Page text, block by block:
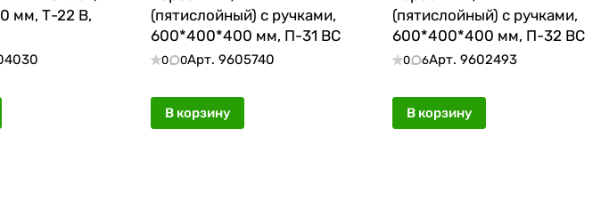
мм, Т-22 В,
(пятислойный) с ручками,
600*400*400 мм, П-31 ВС
0 0Арт. 9605740
В корзину
(пятислойный) с ручками,
600*400*400 мм, П-32 ВС
0 6Арт. 9602493
В корзину